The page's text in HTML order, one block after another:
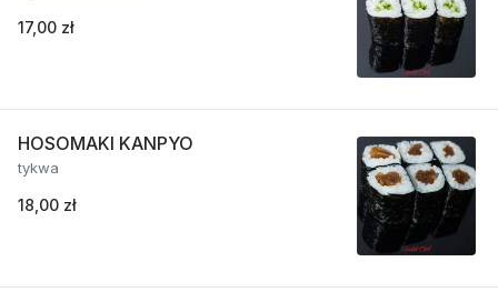
17,00 zł
HOSOMAKI KANPYO
tykwa
18,00 zł